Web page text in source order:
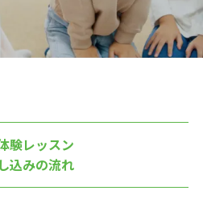
験レッスン
込みの流れ